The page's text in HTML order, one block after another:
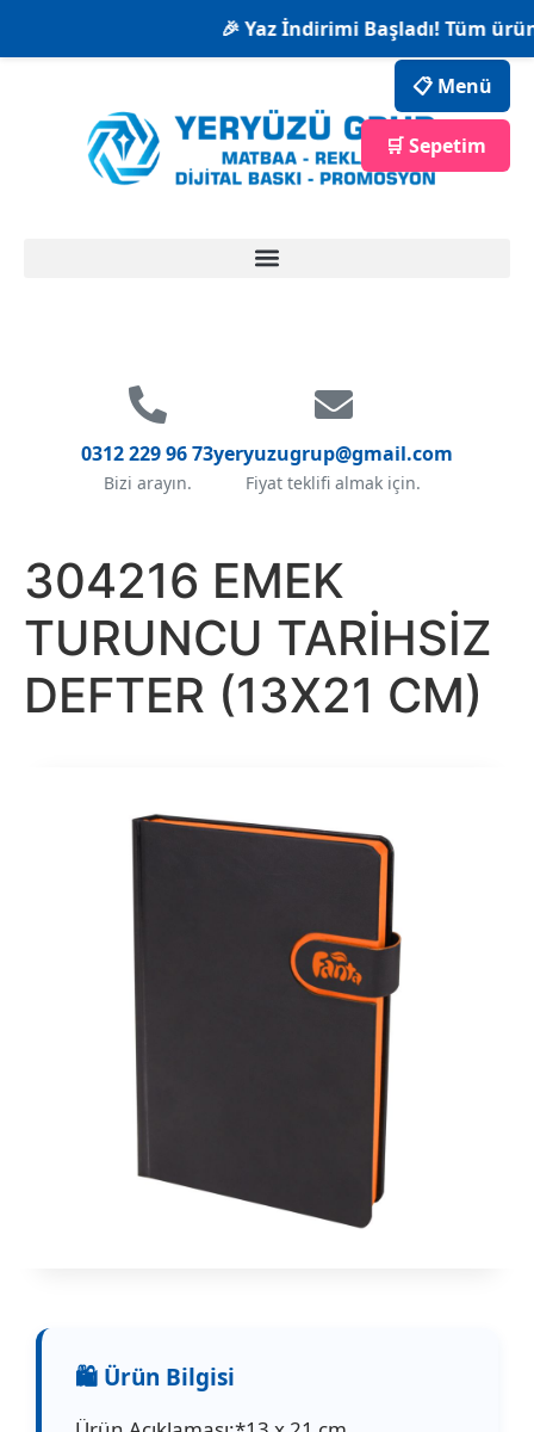
🎉 Yaz İndirimi Başladı! Tüm
0312 229 96 73
Bizi arayın.
yeryuzugrup@gmail.com
Fiyat teklifi almak için.
📋 Menü
🛒 Sepetim
304216 EMEK
TURUNCU TARİHSİZ
DEFTER (13X21 CM)